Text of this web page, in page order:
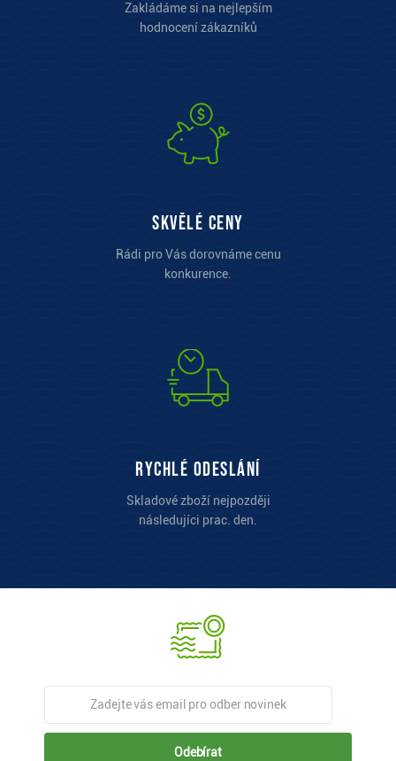
Zakládáme si na nejlepším
hodnocení zákazníků
Skvělé ceny
Rádi pro Vás dorovnáme cenu
konkurence.
Rychlé odeslání
Skladové zboží nejpozději
následujíci prac. den.
Odebírat